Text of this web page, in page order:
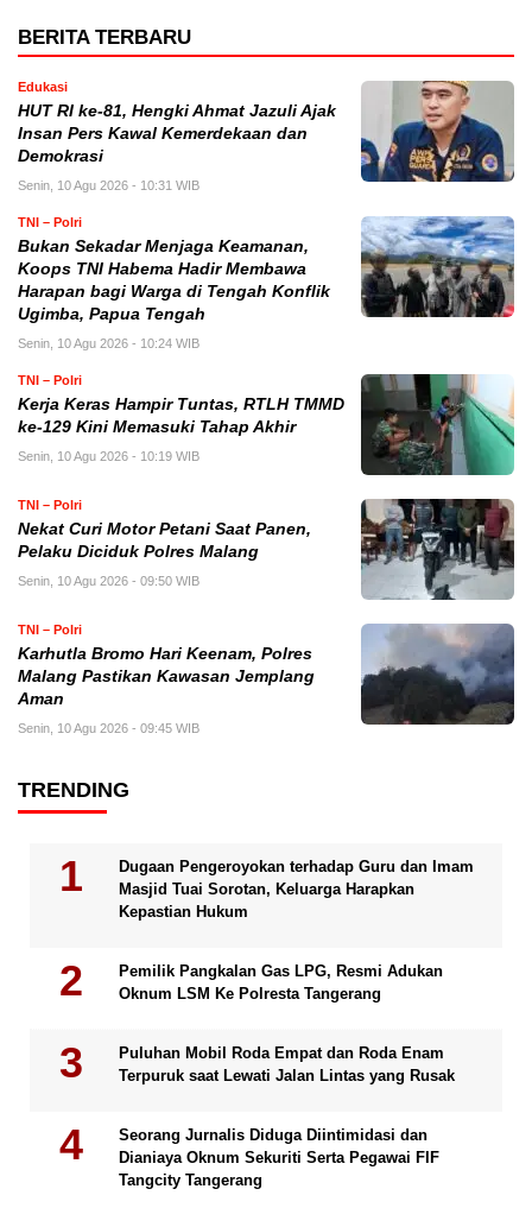
BERITA TERBARU
Edukasi
HUT RI ke-81, Hengki Ahmat Jazuli Ajak
Insan Pers Kawal Kemerdekaan dan
Demokrasi
Senin, 10 Agu 2026 - 10:31 WIB
TNI – Polri
Bukan Sekadar Menjaga Keamanan,
Koops TNI Habema Hadir Membawa
Harapan bagi Warga di Tengah Konflik
Ugimba, Papua Tengah
Senin, 10 Agu 2026 - 10:24 WIB
TNI – Polri
Kerja Keras Hampir Tuntas, RTLH TMMD
ke-129 Kini Memasuki Tahap Akhir
Senin, 10 Agu 2026 - 10:19 WIB
TNI – Polri
Nekat Curi Motor Petani Saat Panen,
Pelaku Diciduk Polres Malang
Senin, 10 Agu 2026 - 09:50 WIB
TNI – Polri
Karhutla Bromo Hari Keenam, Polres
Malang Pastikan Kawasan Jemplang
Aman
Senin, 10 Agu 2026 - 09:45 WIB
TRENDING
Dugaan Pengeroyokan terhadap Guru dan Imam
Masjid Tuai Sorotan, Keluarga Harapkan
Kepastian Hukum
Pemilik Pangkalan Gas LPG, Resmi Adukan
Oknum LSM Ke Polresta Tangerang
Puluhan Mobil Roda Empat dan Roda Enam
Terpuruk saat Lewati Jalan Lintas yang Rusak
Seorang Jurnalis Diduga Diintimidasi dan
Dianiaya Oknum Sekuriti Serta Pegawai FIF
Tangcity Tangerang